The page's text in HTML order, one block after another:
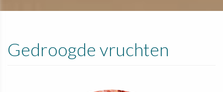
Gedroogde vruchten